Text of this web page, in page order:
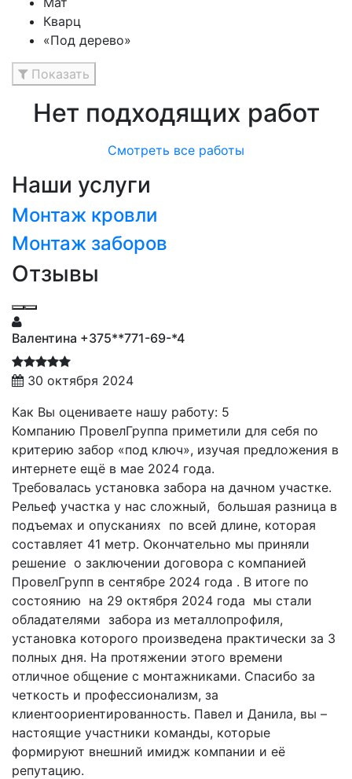
Кварц
«Под дерево»
Показать
Нет подходящих работ
Смотреть все работы
Наши услуги
Монтаж кровли
Монтаж заборов
Отзывы
Валентина +375**771-69-*4
30 октября 2024
Как Вы оцениваете нашу работу: 5
Компанию ПровелГруппа приметили для себя по
критерию забор «под ключ», изучая предложения в
интернете ещё в мае 2024 года.
Требовалась установка забора на дачном участке.
Рельеф участка у нас сложный, большая разница в
подъемах и опусканиях по всей длине, которая
составляет 41 метр. Окончательно мы приняли
решение о заключении договора с компанией
ПровелГрупп в сентябре 2024 года . В итоге по
состоянию на 29 октября 2024 года мы стали
обладателями забора из металлопрофиля,
установка которого произведена практически за 3
полных дня. На протяжении этого времени
отличное общение с монтажниками. Спасибо за
четкость и профессионализм, за
клиентоориентированность. Павел и Данила, вы –
настоящие участники команды, которые
формируют внешний имидж компании и её
репутацию.